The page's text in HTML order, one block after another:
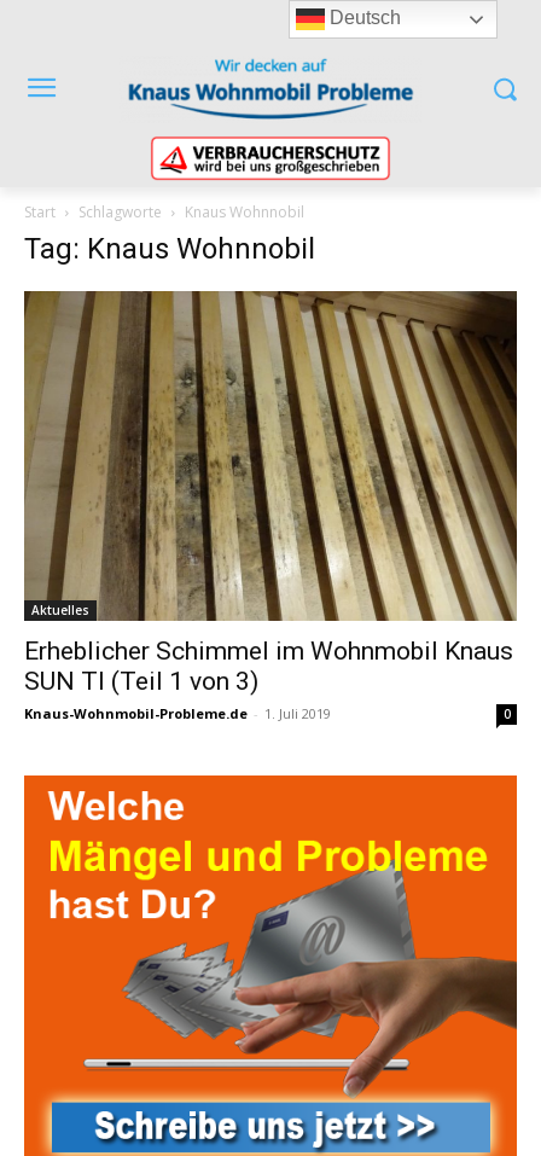
Start Schlagworte Knaus Wohnnobil
Tag: Knaus Wohnnobil
Aktuelles
Erheblicher Schimmel im Wohnmobil Knaus
SUN TI (Teil 1 von 3)
Knaus-Wohnmobil-Probleme.de - 1. Juli 2019 0
Deutsch